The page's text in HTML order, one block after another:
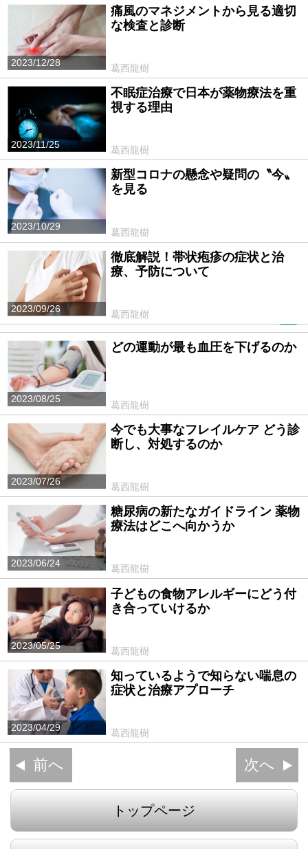
2023/12/28
痛風のマネジメントから見る適切
な検査と診断
葛西龍樹
2023/11/25
不眠症治療で日本が薬物療法を重
視する理由
葛西龍樹
2023/10/29
新型コロナの懸念や疑問の〝今〟
を見る
葛西龍樹
2023/09/26
徹底解説！帯状疱疹の症状と治
療、予防について
葛西龍樹
2023/08/25
どの運動が最も血圧を下げるのか
葛西龍樹
2023/07/26
今でも大事なフレイルケア どう診
断し、対処するのか
葛西龍樹
2023/06/24
糖尿病の新たなガイドライン 薬物
療法はどこへ向かうか
葛西龍樹
2023/05/25
子どもの食物アレルギーにどう付
き合っていけるか
葛西龍樹
2023/04/29
知っているようで知らない喘息の
症状と治療アプローチ
葛西龍樹
前へ 次へ
トップページ